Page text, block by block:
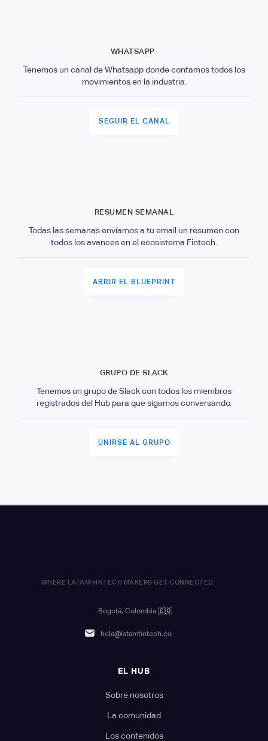
WHATSAPP
Tenemos un canal de Whatsapp donde contamos todos los
movimientos en la industria.
SEGUIR EL CANAL
RESUMEN SEMANAL
Todas las semanas envíamos a tu email un resumen con
todos los avances en el ecosistema Fintech.
ABRIR EL BLUEPRINT
GRUPO DE SLACK
Tenemos un grupo de Slack con todos los miembros
registrados del Hub para que sigamos conversando.
UNIRSE AL GRUPO
WHERE LATAM FINTECH MAKERS GET CONNECTED.
Bogotá, Colombia 🇨🇴
hola@latamfintech.co
EL HUB
Sobre nosotros
La comunidad
Los contenidos